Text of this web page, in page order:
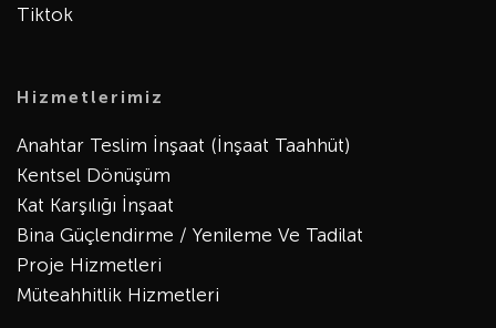
Tiktok
Hizmetlerimiz
Anahtar Teslim İnşaat (İnşaat Taahhüt)
Kentsel Dönüşüm
Kat Karşılığı İnşaat
Bina Güçlendirme / Yenileme Ve Tadilat
Proje Hizmetleri
Müteahhitlik Hizmetleri